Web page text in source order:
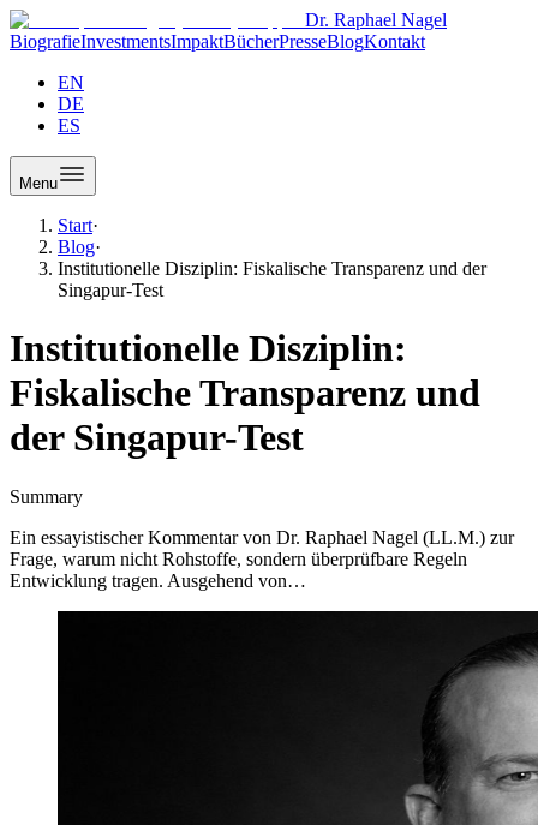
Dr. Raphael Nagel
BiografieInvestmentsImpaktBücherPresseBlogKontakt
EN
DE
ES
Menu
Start·
Blog·
Institutionelle Disziplin: Fiskalische Transparenz und der
Singapur-Test
Institutionelle Disziplin:
Fiskalische Transparenz und
der Singapur-Test
Summary
Ein essayistischer Kommentar von Dr. Raphael Nagel (LL.M.) zur
Frage, warum nicht Rohstoffe, sondern überprüfbare Regeln
Entwicklung tragen. Ausgehend von…